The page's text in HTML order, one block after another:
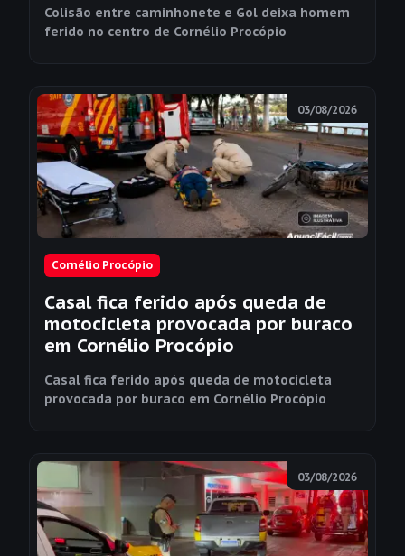
Colisão entre caminhonete e Gol deixa homem
ferido no centro de Cornélio Procópio
03/08/2026
Cornélio Procópio
Casal fica ferido após queda de
motocicleta provocada por buraco
em Cornélio Procópio
Casal fica ferido após queda de motocicleta
provocada por buraco em Cornélio Procópio
03/08/2026